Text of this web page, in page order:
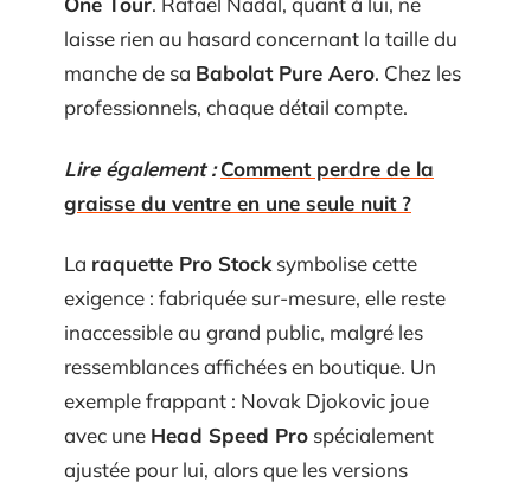
laisse rien au hasard concernant la taille du
manche de sa Babolat Pure Aero. Chez les
professionnels, chaque détail compte.
Lire également : Comment perdre de la
graisse du ventre en une seule nuit ?
La raquette Pro Stock symbolise cette
exigence : fabriquée sur-mesure, elle reste
inaccessible au grand public, malgré les
ressemblances affichées en boutique. Un
exemple frappant : Novak Djokovic joue
avec une Head Speed Pro spécialement
ajustée pour lui, alors que les versions